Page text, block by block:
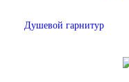
Душевой гарнитур